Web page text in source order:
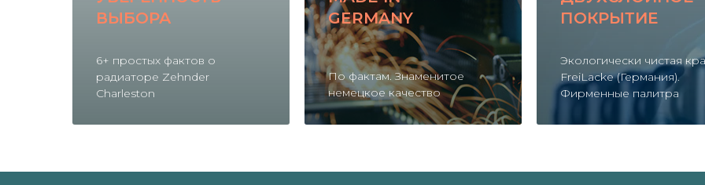
ВЫБОРА
6+ простых фактов о
радиаторе Zehnder
Charleston
GERMANY
По фактам. Знаменитое
немецкое качество
ПОКРЫТИЕ
Экологически чистая
FreiLacke (Германия).
Фирменные палитра